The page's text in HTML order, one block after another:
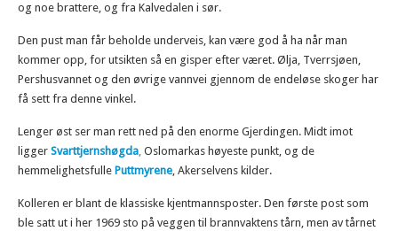
og noe brattere, og fra Kalvedalen i sør.
Den pust man får beholde underveis, kan være god å ha når man
kommer opp, for utsikten så en gisper efter været. Ølja, Tverrsjøen,
Pershusvannet og den øvrige vannvei gjennom de endeløse skoger har
få sett fra denne vinkel.
Lenger øst ser man rett ned på den enorme Gjerdingen. Midt imot
ligger Svarttjernshøgda, Oslomarkas høyeste punkt, og de
hemmelighetsfulle Puttmyrene, Akerselvens kilder.
Kolleren er blant de klassiske kjentmannsposter. Den første post som
ble satt ut i her 1969 sto på veggen til brannvaktens tårn, men av tårnet